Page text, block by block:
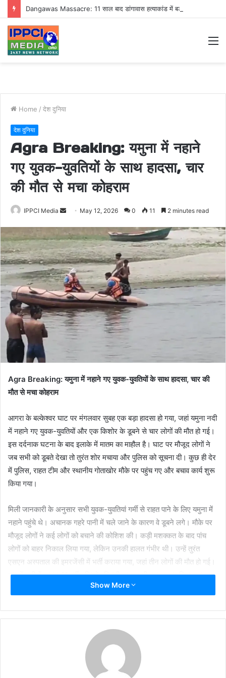
Home / देश दुनिया
देश दुनिया
Agra Breaking: यमुना में नहाने
गए युवक-युवतियों के साथ हादसा, चार
की मौत से मचा कोहराम
IPPCI Media
Send
email
May 12, 2026 0 11 2 minutes read
Agra Breaking: यमुना में नहाने गए युवक-युवतियों के साथ हादसा, चार की
मौत से मचा कोहराम
आगरा के बल्केश्वर घाट पर मंगलवार सुबह एक बड़ा हादसा हो गया, जहां यमुना नदी
में नहाने गए युवक-युवतियों और एक किशोर के डूबने से चार लोगों की मौत हो गई।
इस दर्दनाक घटना के बाद इलाके में मातम का माहौल है। घाट पर मौजूद लोगों ने
जब सभी को डूबते देखा तो तुरंत शोर मचाया और पुलिस को सूचना दी। कुछ ही देर
में पुलिस, राहत टीम और स्थानीय गोताखोर मौके पर पहुंच गए और बचाव कार्य शुरू
किया गया।
मिली जानकारी के अनुसार सभी युवक-युवतियां गर्मी से राहत पाने के लिए यमुना में
नहाने पहुंचे थे। अचानक गहरे पानी में चले जाने के कारण वे डूबने लगे। मौके पर
मौजूद लोगों ने कई लोगों को बचाने की कोशिश की। कड़ी मशक्कत के बाद पांच
लोगों को बाहर निकाल लिया गया, लेकिन उनकी हालत गंभीर थी। उन्हें तुरंत
एसएन अस्पताल की इमरजेंसी में भर्ती कराया गया, जहां तीन लोगों की मौत हो गई।
बाद में नदी में लापता 11 वर्षीय किशोर विक्की का शव भी बरामद कर लिया गया।
विक्की शामिल हैं। पुलिस ने बताया कि घटना की जानकारी मिलते ही राहत और
करते रहे, जिसके बाद विक्की का शव बाहर निकाला जा सका।
घटना के बाद मृतकों के परिवारों में चीख-पुकार मच गई। अस्पताल में परिजनों का
Show More